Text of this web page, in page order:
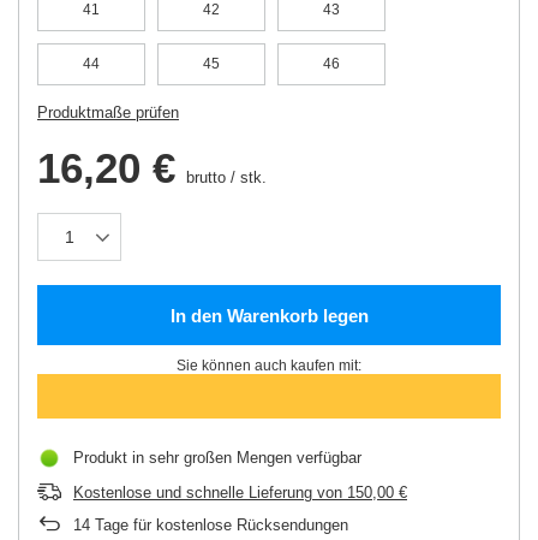
41 42 43
44 45 46
Produktmaße prüfen
16,20 € brutto / stk.
In den Warenkorb legen
Sie können auch kaufen mit:
Produkt in sehr großen Mengen verfügbar
Kostenlose und schnelle Lieferung von 150,00 €
14 Tage für kostenlose Rücksendungen